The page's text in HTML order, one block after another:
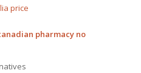
price
pharmacy no